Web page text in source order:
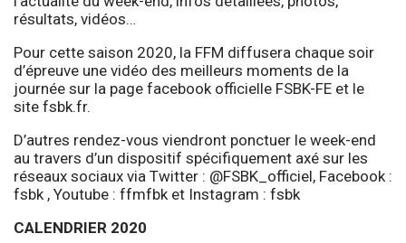
résultats, vidéos…
Pour cette saison 2020, la FFM diffusera chaque soir
d’épreuve une vidéo des meilleurs moments de la
journée sur la page facebook officielle FSBK-FE et le
site fsbk.fr.
D’autres rendez-vous viendront ponctuer le week-end
au travers d’un dispositif spécifiquement axé sur les
réseaux sociaux via Twitter : @FSBK_officiel, Facebook :
fsbk , Youtube : ffmfbket Instagram : fsbk
CALENDRIER 2020